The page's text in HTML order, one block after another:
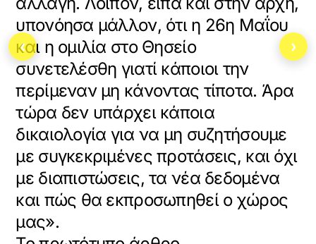
υπονόησα μάλλον, ότι η 26η Μαΐου
και η ομιλία στο Θησείο
συνετελέσθη γιατί κάποιοι την
περίμεναν μη κάνοντας τίποτα. Άρα
τώρα δεν υπάρχει κάποια
δικαιολογία για να μη συζητήσουμε
με συγκεκριμένες προτάσεις, και όχι
με διαπιστώσεις, τα νέα δεδομένα
και πώς θα εκπροσωπηθεί ο χώρος
μας».
‹ ›